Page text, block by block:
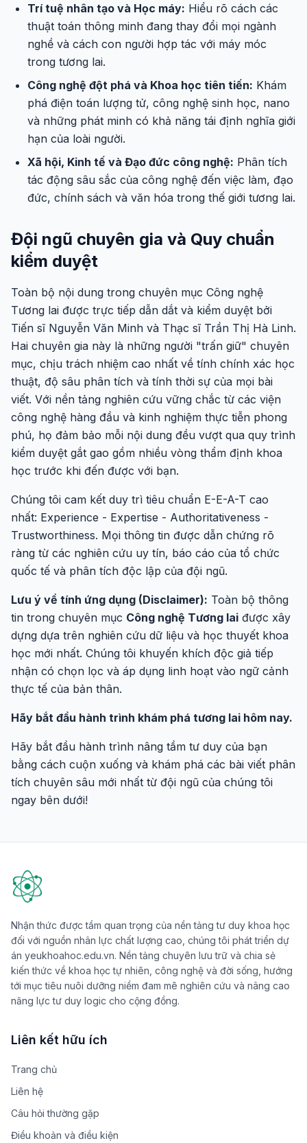
Trí tuệ nhân tạo và Học máy: Hiểu rõ cách các
thuật toán thông minh đang thay đổi mọi ngành
nghề và cách con người hợp tác với máy móc
trong tương lai.
Công nghệ đột phá và Khoa học tiên tiến: Khám
phá điện toán lượng tử, công nghệ sinh học, nano
và những phát minh có khả năng tái định nghĩa giới
hạn của loài người.
Xã hội, Kinh tế và Đạo đức công nghệ: Phân tích
tác động sâu sắc của công nghệ đến việc làm, đạo
đức, chính sách và văn hóa trong thế giới tương lai.
Đội ngũ chuyên gia và Quy chuẩn
kiểm duyệt
Toàn bộ nội dung trong chuyên mục Công nghệ
Tương lai được trực tiếp dẫn dắt và kiểm duyệt bởi
Tiến sĩ Nguyễn Văn Minh và Thạc sĩ Trần Thị Hà Linh.
Hai chuyên gia này là những người "trấn giữ" chuyên
mục, chịu trách nhiệm cao nhất về tính chính xác học
thuật, độ sâu phân tích và tính thời sự của mọi bài
viết. Với nền tảng nghiên cứu vững chắc từ các viện
công nghệ hàng đầu và kinh nghiệm thực tiễn phong
phú, họ đảm bảo mỗi nội dung đều vượt qua quy trình
kiểm duyệt gắt gao gồm nhiều vòng thẩm định khoa
học trước khi đến được với bạn.
Chúng tôi cam kết duy trì tiêu chuẩn E-E-A-T cao
nhất: Experience - Expertise - Authoritativeness -
Trustworthiness. Mọi thông tin được dẫn chứng rõ
ràng từ các nghiên cứu uy tín, báo cáo của tổ chức
quốc tế và phân tích độc lập của đội ngũ.
Lưu ý về tính ứng dụng (Disclaimer): Toàn bộ thông
tin trong chuyên mục Công nghệ Tương lai được xây
dựng dựa trên nghiên cứu dữ liệu và học thuyết khoa
học mới nhất. Chúng tôi khuyến khích độc giả tiếp
nhận có chọn lọc và áp dụng linh hoạt vào ngữ cảnh
thực tế của bản thân.
Hãy bắt đầu hành trình khám phá tương lai hôm nay.
Hãy bắt đầu hành trình nâng tầm tư duy của bạn
bằng cách cuộn xuống và khám phá các bài viết phân
tích chuyên sâu mới nhất từ đội ngũ của chúng tôi
ngay bên dưới!
Nhận thức được tầm quan trọng của nền tảng tư duy khoa học
đối với nguồn nhân lực chất lượng cao, chúng tôi phát triển dự
án yeukhoahoc.edu.vn. Nền tảng chuyên lưu trữ và chia sẻ
kiến thức về khoa học tự nhiên, công nghệ và đời sống, hướng
tới mục tiêu nuôi dưỡng niềm đam mê nghiên cứu và nâng cao
năng lực tư duy logic cho cộng đồng.
Liên kết hữu ích
Trang chủ
Liên hệ
Câu hỏi thường gặp
Điều khoản và điều kiện